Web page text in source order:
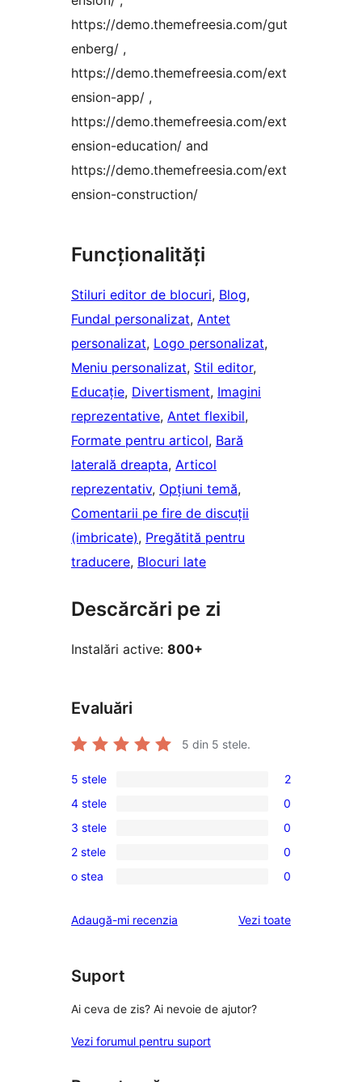
https://demo.themefreesia.com/gut
enberg/ ,
https://demo.themefreesia.com/ext
ension-app/ ,
https://demo.themefreesia.com/ext
ension-education/ and
https://demo.themefreesia.com/ext
ension-construction/
Funcționalități
Stiluri editor de blocuri, Blog
Fundal personalizat, Antet
personalizat, Logo personalizat
Meniu personalizat, Stil editor
Educație, Divertisment, Imagini
reprezentative, Antet flexibil
Formate pentru articol, Bară
laterală dreapta, Articol
reprezentativ, Opțiuni temă
Comentarii pe fire de discuții
(imbricate), Pregătită pentru
traducere, Blocuri late
Descărcări pe zi
Instalări active: 800+
Evaluări
5 din 5 stele.
2
5
–
recenzii
(stele)
5 stele 2
0
4
–
recenzii
4 stele 0
0
3
–
(stele)
3 stele 0
0
2
recenzii
2 stele 0
0
–
(stele)
o stea 0
Adaugă-mi recenzia Vezi toaterecenziile
Suport
Ai ceva de zis? Ai nevoie de ajutor?
Vezi forumul pentru suport